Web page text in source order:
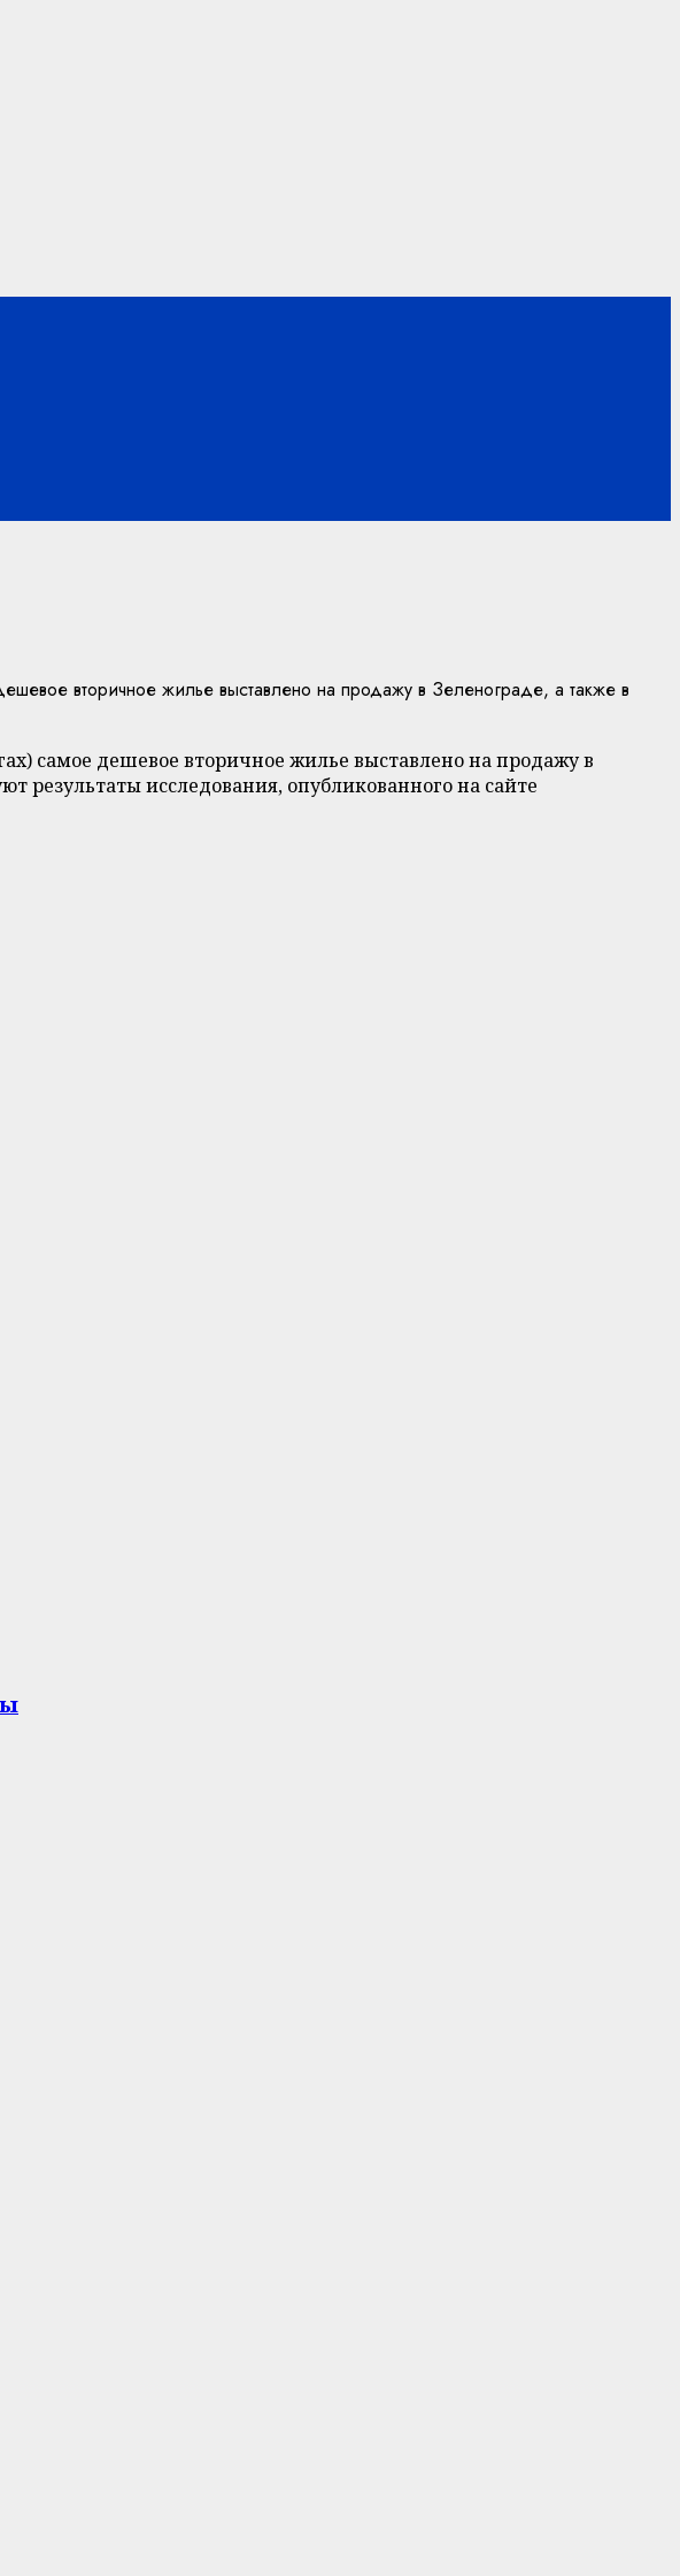
вторичное жилье выставлено на продажу в Зеленограде, а также в
самое дешевое вторичное жилье выставлено на продажу в
результаты исследования, опубликованного на сайте